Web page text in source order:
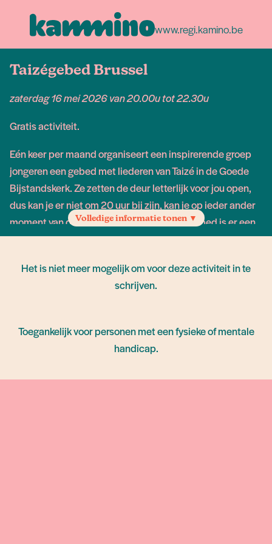
www.regi.kamino.be
Taizégebed Brussel
zaterdag 16 mei 2026 van 20.00u tot 22.30u
Gratis activiteit.
Eén keer per maand organiseert een inspirerende groep
jongeren een gebed met liederen van Taizé in de Goede
Bijstandskerk. Ze zetten de deur letterlijk voor jou open,
dus kan je er niet om 20 uur bij zijn, kan je op ieder ander
moment van de avond aansluiten. Na het gebed is er een
ontmoetingsmoment met warme of koude Taizé thee.
Verlang jij ook naar vrede? Kom met ons bidden.
Locatie: O.L.V. van Goede Bijstandskerk
1000 Brussel
Verantwoordelijke: Ellen Keersmaekers ⋅
Volledige informatie tonen ▼
Het is niet meer mogelijk om voor deze activiteit in te
schrijven.
Toegankelijk voor personen met een fysieke of mentale
handicap.